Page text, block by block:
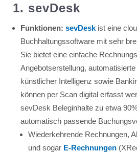
1. sevDesk
Funktionen: sevDeskist eine
Buchhaltungssoftware mit sehr
Sie bietet eine einfache
Angebotserstellung,
künstlicher Intelligenz sowie
können per Scan digital erfasst
sevDesk Beleginhalte zu etwa
automatisch passende
Wiederkehrende Rechnungen,
und sogar E-Rechnungen